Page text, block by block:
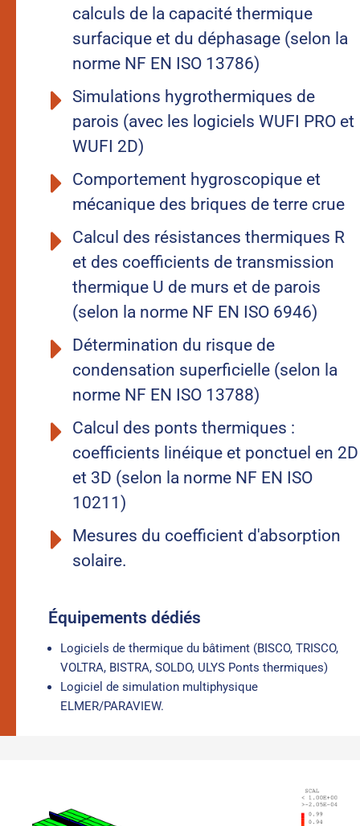
calculs de la capacité thermique
surfacique et du déphasage (selon la
norme NF EN ISO 13786)
Simulations hygrothermiques de
parois (avec les logiciels WUFI PRO et
WUFI 2D)
Comportement hygroscopique et
mécanique des briques de terre crue
Calcul des résistances thermiques R
et des coefficients de transmission
thermique U de murs et de parois
(selon la norme NF EN ISO 6946)
Détermination du risque de
condensation superficielle (selon la
norme NF EN ISO 13788)
Calcul des ponts thermiques :
coefficients linéique et ponctuel en 2D
et 3D (selon la norme NF EN ISO
10211)
Mesures du coefficient d'absorption
solaire.
Équipements dédiés
Logiciels de thermique du bâtiment (BISCO, TRISCO,
VOLTRA, BISTRA, SOLDO, ULYS Ponts thermiques)
Logiciel de simulation multiphysique
ELMER/PARAVIEW.